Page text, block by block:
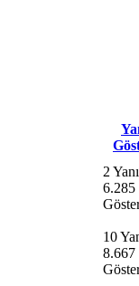
2
6.285
10
8.667